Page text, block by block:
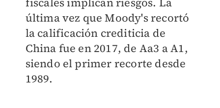
última vez que Moody's recortó
la calificación crediticia de
China fue en 2017, de Aa3 a A1,
siendo el primer recorte desde
1989.